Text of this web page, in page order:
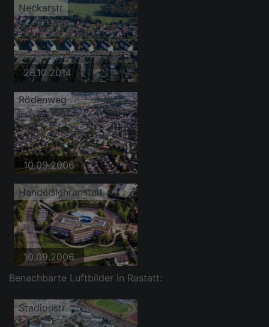
Neckarstr
26.10.2014
Rödenweg
10.09.2006
Handelslehranstalt
10.09.2006
Benachbarte Luftbilder in Rastatt:
Stadionstr